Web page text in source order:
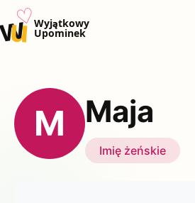
u♡Wyjątkowy
Upominek
Kalendarz Imienin
Kobieta
Okazje
Katalog prezentów
M Maja
Imię żeńskie